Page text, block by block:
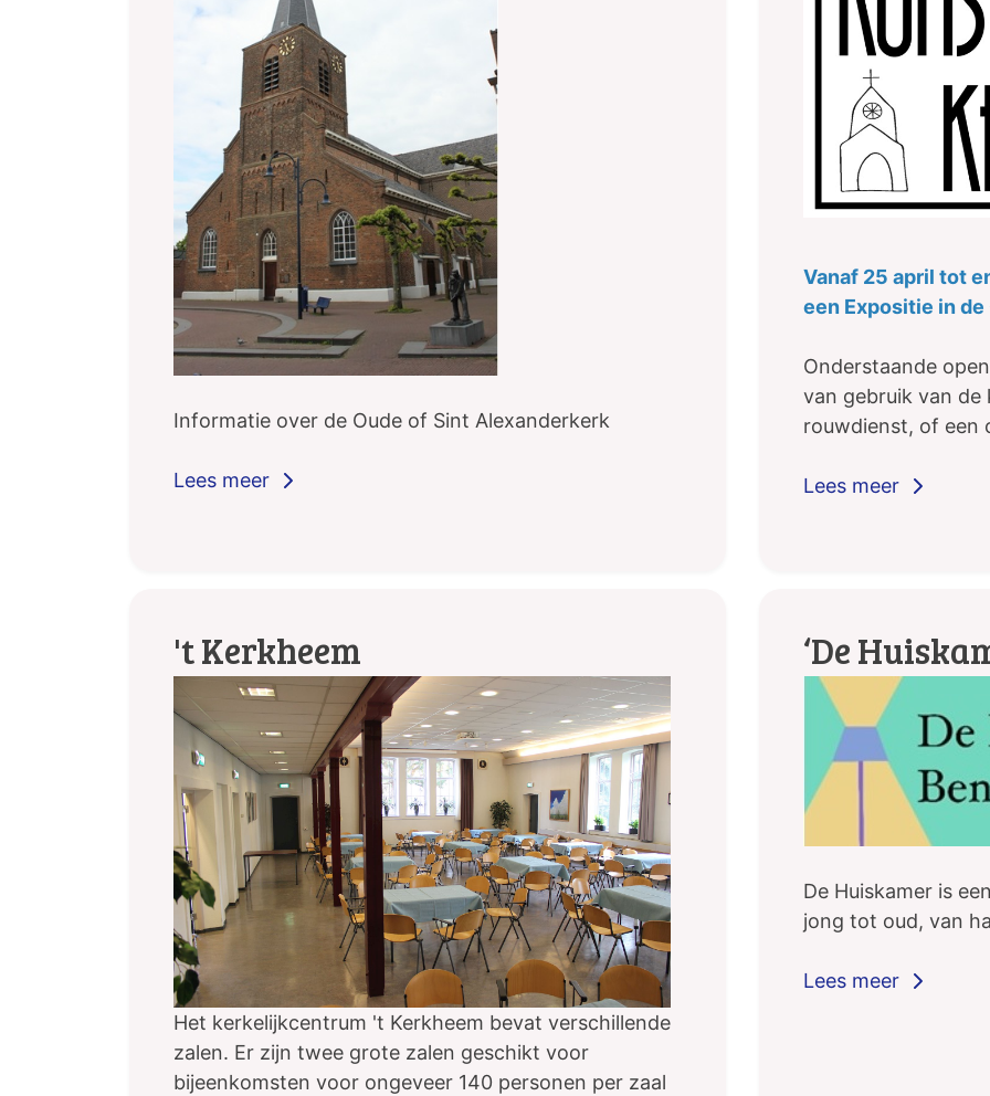
Informatie over de Oude of Sint Alexanderkerk
Vanaf 25 april tot
een Expositie in de
Onderstaande
van gebruik van
rouwdienst, of een
't Kerkheem
Het kerkelijkcentrum 't Kerkheem bevat verschillende
zalen. Er zijn twee grote zalen geschikt voor
bijeenkomsten voor ongeveer 140 personen per zaal
‘De
De Huiskamer is
jong tot oud, van